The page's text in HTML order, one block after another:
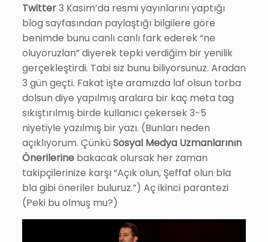
Twitter3 Kasım’da resmi yayınlarını yaptığı
blog sayfasından paylaştığı bilgilere göre
benimde bunu canlı canlı fark ederek “ne
oluyoruzlan” diyerek tepki verdiğim bir yenilik
gerçekleştirdi. Tabi siz bunu biliyorsunuz. Aradan
3 gün geçti. Fakat işte aramızda laf olsun torba
dolsun diye yapılmış aralara bir kaç meta tag
sıkıştırılmış birde kullanıcı çekersek 3-5
niyetiyle yazılmış bir yazı. (Bunları neden
açıklıyorum. Çünkü Sosyal Medya Uzmanlarının
Önerilerine bakacak olursak her zaman
takipçilerinize karşı “Açık olun, Şeffaf olun bla
bla gibi öneriler buluruz.”) Aç ikinci parantezi
(Peki bu olmuş mu?)